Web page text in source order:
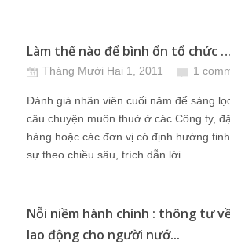
Làm thế nào để bình ổn tổ chức
Tháng Mười Hai 1, 2011 1
Đánh giá nhân viên cuối năm để sàng
câu chuyện muôn thuở ở các Công ty,
hàng hoặc các đơn vị có định hướng
sự theo chiều sâu, trích dẫn lời...
Nỗi niềm hành chính : thông tư
lao động cho người nướ...